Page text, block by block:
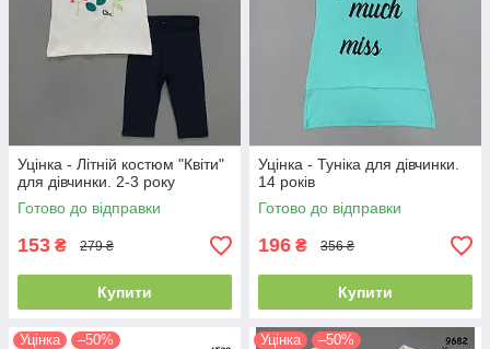
Уцінка - Літній костюм "Квіти"
для дівчинки. 2-3 року
Готово до відправки
153 ₴ 279 ₴
Купити
Уцінка - Туніка для дівчинки.
14 років
Готово до відправки
196 ₴ 356 ₴
Купити
Уцінка –50% Уцінка –50%